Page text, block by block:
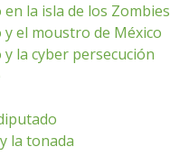
en la isla de los Zombies
y el moustro de México
y la cyber persecución
la tonada